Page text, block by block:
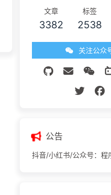
文章
3382
标签
2538
关注公众
公告
抖音/小红书/公众号：程